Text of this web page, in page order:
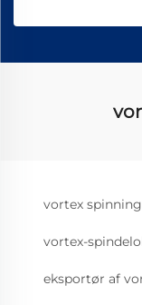
vortex
vortex-
eksportør af